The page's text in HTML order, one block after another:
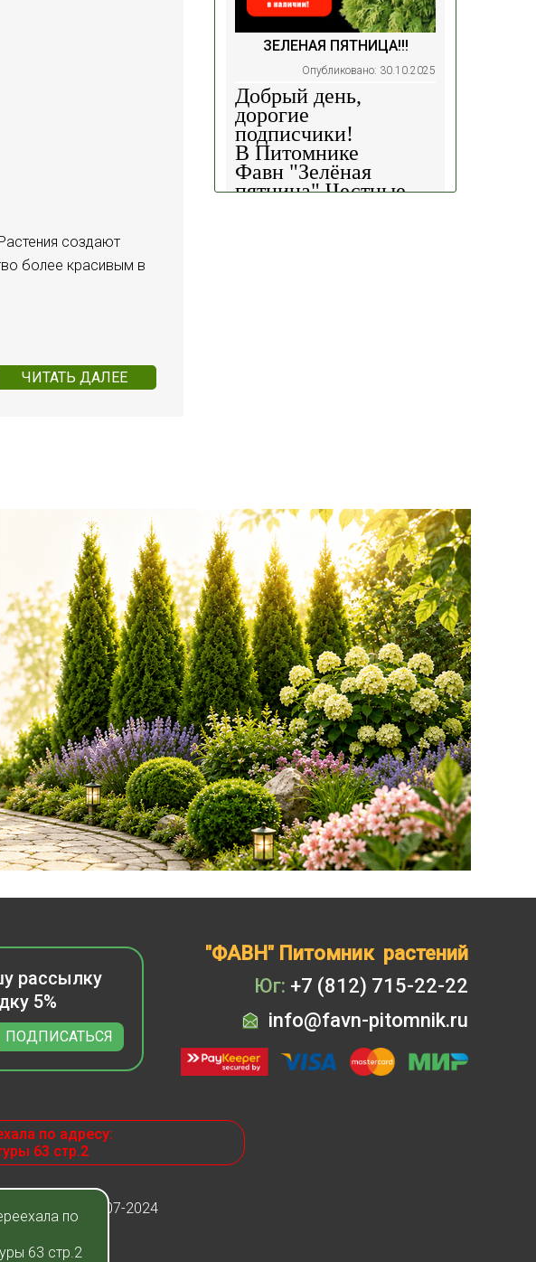
ЗЕЛЕНАЯ ПЯТНИЦА!!!
Опубликовано: 30.10.2025
Добрый день,
дорогие
подписчики!
В Питомнике
Фавн "Зелёная
пятница".Честные
в нашем питомнике!
ЧИТАТЬ ДАЛЕЕ
АКЦИЯ ТУИ БРАБАНТ
Опубликовано: 07.08.2025
Добрый день, дорогие
подписчики!
У нас началасьСУПЕР
АКЦИЯ!
Скидка 20%навсе
туи западные
создают
более красивым в
ЧИТАТЬ ДАЛЕЕ
рассылку
5%
"ФАВН" Питомник растений
Юг: +7 (812) 715-22-22
info@favn-pitomnik.ru
по адресу:
63 стр.2
- Москва 2007-2024
по
63 стр.2